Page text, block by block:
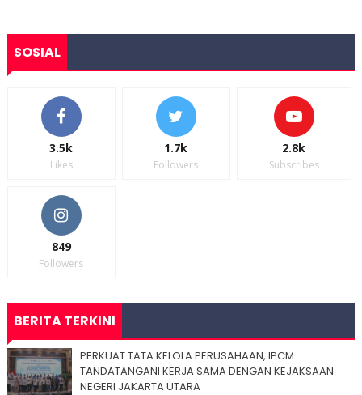
SOSIAL
3.5k
Likes
1.7k
Followers
2.8k
Subscribes
849
Followers
BERITA TERKINI
PERKUAT TATA KELOLA PERUSAHAAN, IPCM
TANDATANGANI KERJA SAMA DENGAN KEJAKSAAN
NEGERI JAKARTA UTARA